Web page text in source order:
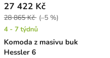
Komoda z masivu buk
Hessler 6
27 422 Kč
28 865 Kč (–5 %)
4 - 7 týdnů